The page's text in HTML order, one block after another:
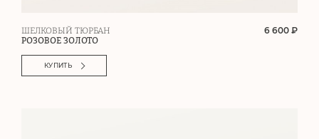
ШЕЛКОВЫЙ ТЮРБАН
РОЗОВОЕ ЗОЛОТО
6 600 ₽
КУПИТЬ